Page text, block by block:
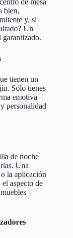
de mesa
bien,
y, si
Un
garantizado.
tienen un
Sólo tienes
emotiva
personalidad
de noche
Una
la aplicación
aspecto de